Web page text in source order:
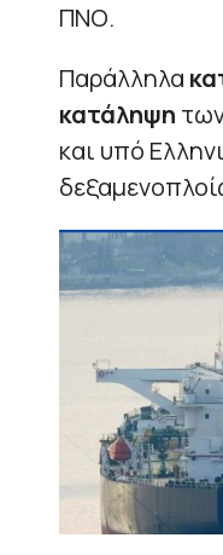
ΠΝΟ.
Παράλληλα
κατάληψη
και υπό